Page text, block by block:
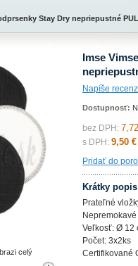
Stay Dry nepriepustné
Imse
Napíše
Dostupnosť:
bez DPH:
s DPH: 9,50 €
Pridať do
Krátky popis
Prateľné
Nepremokavé
Veľkosť: Ø 12
Počet: 3x2ks
Certifikované
celý